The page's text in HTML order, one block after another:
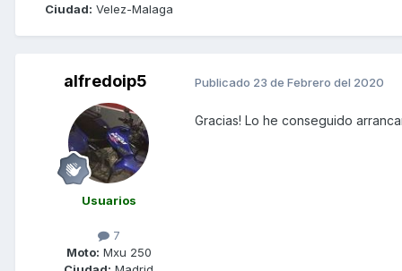
Ciudad: Velez-Malaga
alfredoip5
Usuarios
7
Moto: Mxu 250
Publicado 23 de Febrero del 2020
Gracias! Lo he conseguido